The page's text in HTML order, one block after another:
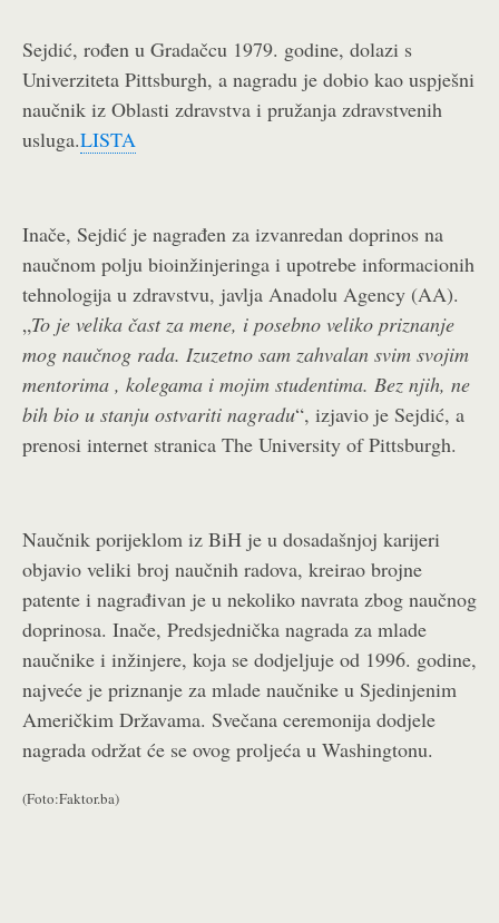
Sejdić, rođen u Gradačcu 1979. godine, dolazi s
Univerziteta Pittsburgh, a nagradu je dobio kao uspješni
naučnik iz Oblasti zdravstva i pružanja zdravstvenih
usluga.LISTA
Inače, Sejdić je nagrađen za izvanredan doprinos na
naučnom polju bioinžinjeringa i upotrebe informacionih
tehnologija u zdravstvu, javlja Anadolu Agency (AA).
„To je velika čast za mene, i posebno veliko priznanje
mog naučnog rada. Izuzetno sam zahvalan svim svojim
mentorima , kolegama i mojim studentima. Bez njih, ne
bih bio u stanju ostvariti nagradu“, izjavio je Sejdić, a
prenosi internet stranica The University of Pittsburgh.
Naučnik porijeklom iz BiH je u dosadašnjoj karijeri
objavio veliki broj naučnih radova, kreirao brojne
patente i nagrađivan je u nekoliko navrata zbog naučnog
doprinosa. Inače, Predsjednička nagrada za mlade
naučnike i inžinjere, koja se dodjeljuje od 1996. godine,
najveće je priznanje za mlade naučnike u Sjedinjenim
Američkim Državama. Svečana ceremonija dodjele
nagrada održat će se ovog proljeća u Washingtonu.
(Foto:Faktor.ba)